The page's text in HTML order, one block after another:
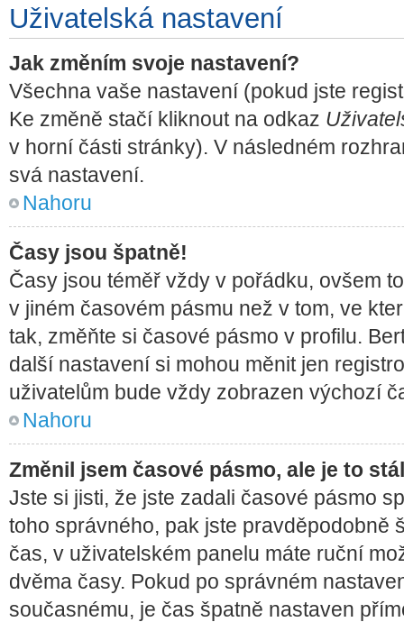
Uživatelská nastavení
Jak změním svoje nastavení?
Všechna vaše nastavení (pokud jste
Ke změně stačí kliknout na odkaz
v horní části stránky). V následném
svá nastavení.
Nahoru
Časy jsou špatně!
Časy jsou téměř vždy v pořádku, ovšem
v jiném časovém pásmu než v tom, ve
tak, změňte si časové pásmo v profilu.
další nastavení si mohou měnit jen
uživatelům bude vždy zobrazen výchozí
Nahoru
Změnil jsem časové pásmo, ale je to
Jste si jisti, že jste zadali časové pásmo
toho správného, pak jste pravděpodobně
čas, v uživatelském panelu máte ruční
dvěma časy. Pokud po správném
současnému, je čas špatně nastaven